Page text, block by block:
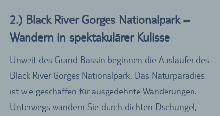
2.) Black River Gorges Nationalpark –
Wandern in spektakulärer Kulisse
Unweit des Grand Bassin beginnen die Ausläufer des
Black River Gorges Nationalpark. Das Naturparadies
ist wie geschaffen für ausgedehnte Wanderungen.
Unterwegs wandern Sie durch dichten Dschungel,